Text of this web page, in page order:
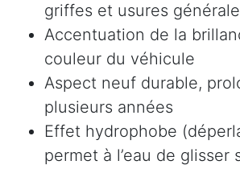
griffes et usures
Accentuation de la
couleur du véhicule
Aspect neuf durable,
plusieurs années
Effet hydrophobe
permet à l’eau de glisser